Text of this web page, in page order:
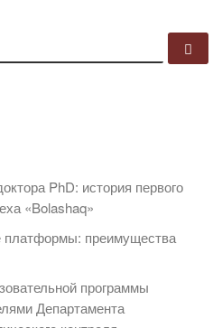
PhD: история первого
«Bolashaq»
преимущества
программы
Департамента